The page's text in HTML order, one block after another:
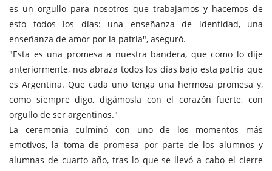
es un orgullo para nosotros que trabajamos y hacemos de
esto todos los días: una enseñanza de identidad, una
enseñanza de amor por la patria", aseguró.
"Esta es una promesa a nuestra bandera, que como lo dije
anteriormente, nos abraza todos los días bajo esta patria que
es Argentina. Que cada uno tenga una hermosa promesa y,
como siempre digo, digámosla con el corazón fuerte, con
orgullo de ser argentinos."
La ceremonia culminó con uno de los momentos más
emotivos, la toma de promesa por parte de los alumnos y
alumnas de cuarto año, tras lo que se llevó a cabo el cierre